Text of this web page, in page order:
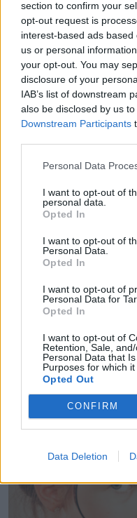
section to confirm your
opt-out request is
interest-based ads
us or personal
your opt-out. You may
disclosure of your
IAB’s list of downstream
also be disclosed by us
Downstream Participants
Personal Data
I want to opt-out of
personal data.
Opted In
I want to opt-out of
Personal Data.
Opted In
I want to opt-out of
Personal Data for
Opted In
I want to opt-out of
Retention, Sale,
Personal Data that
Purposes for which it
Opted Out
CONFIRM
Data Deletion
Vai pārlieku liela tīrība
ATTIECĪBAS ĢIMENĒ
Gaisa atsvaidzinātāji